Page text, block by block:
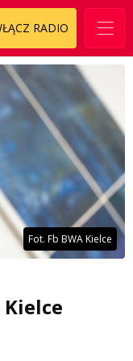
RADIO
Fot. Fb BWA Kielce